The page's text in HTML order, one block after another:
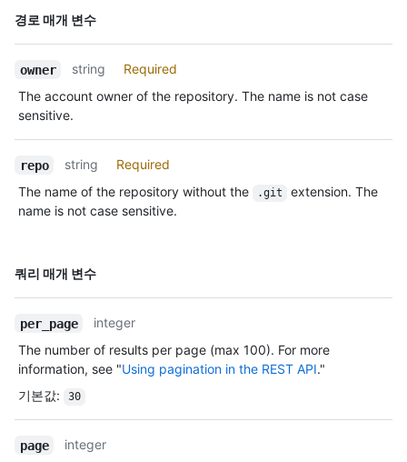
경로 매개 변수
이름,
owner string
Required
The account owner of the repository. The name is not case
sensitive.
repo string
Required
The name of the repository without the
.git
extension. The
name is not case sensitive.
쿼리 매개 변수
이름,
per_page
integer
The number of results per page (max 100). For more
information, see "Using pagination in the REST API."
기본값: 30
page integer